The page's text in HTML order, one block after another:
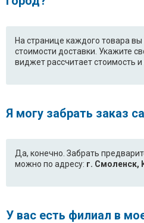
На странице каждого товара
стоимости доставки. Укажите
виджет рассчитает стоимость и
Я могу забрать заказ
Да, конечно. Забрать
можно по адресу: г. Смоленск,
У вас есть филиал в